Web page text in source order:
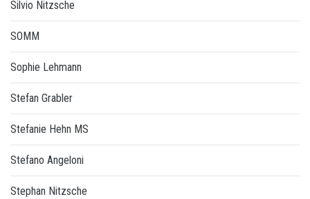
Silvio Nitzsche
SOMM
Sophie Lehmann
Stefan Grabler
Stefanie Hehn MS
Stefano Angeloni
Stephan Nitzsche